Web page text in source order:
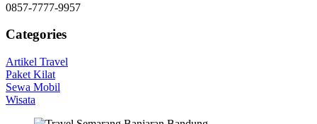
0857-7777-9957
Categories
Artikel Travel
Paket Kilat
Sewa Mobil
Wisata